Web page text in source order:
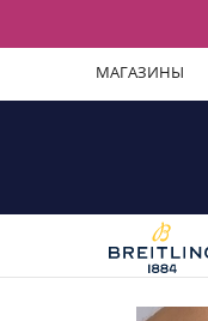
МАГАЗИНЫ